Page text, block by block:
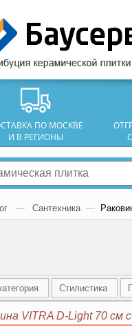
ПО МОСКВЕ
И В РЕГИОНЫ
— Сантехника —
Стилистика
VITRA D-Light 70 см